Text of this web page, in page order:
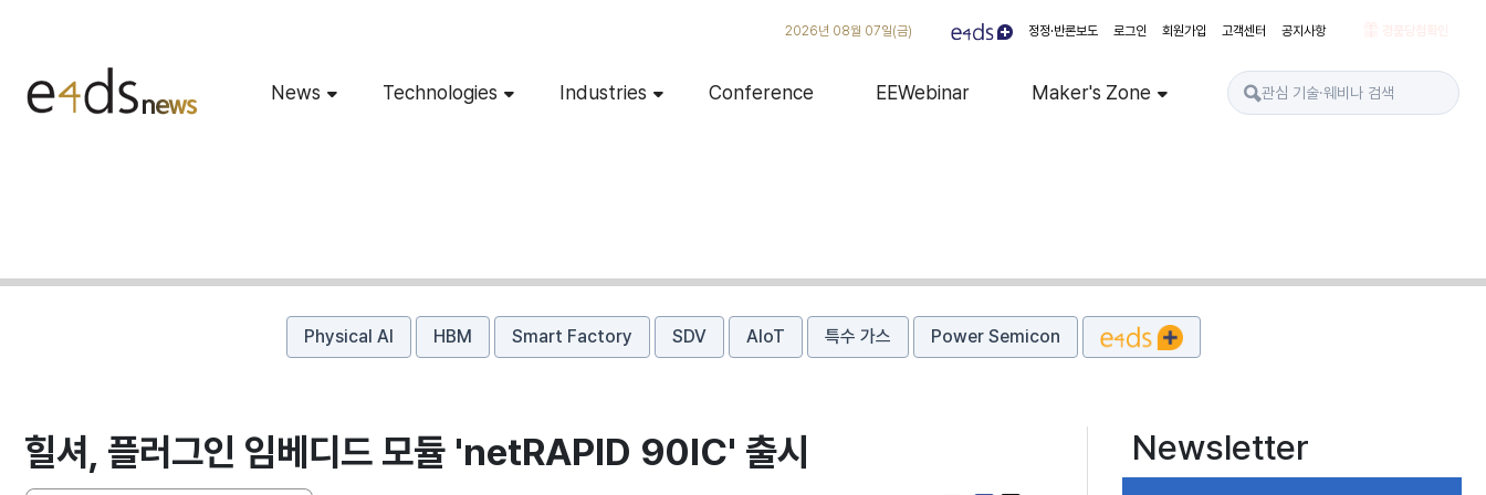
2026년 08월 07일(금) 정정·반론보도 로그인 회원가입 고객센터 공지사항
News Technologies Industries Conference EEWebinar Maker's Zone
Physical AI HBM Smart Factory SDV AIoT 특수 가스 Power Semicon
힐셔, 플러그인 임베디드 모듈 'netRAPID 90IC' 출시 Newsletter